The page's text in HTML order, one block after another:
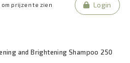
om prijzen te zien Login
and Brightening Shampoo 250